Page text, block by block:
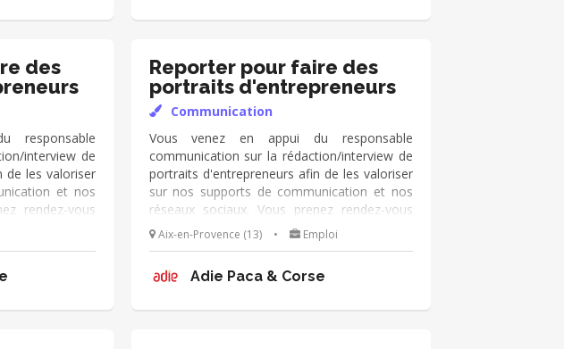
déjà prêtes à
juste vos
d'images, de
! Faites-nous
développer ? Tout est possible ! Pour cette
mission, viens avec ta motivation, ta
créativité et ton dynamisme ! 😊
des
responsable
interview de
de les valoriser
et nos
rendez-vous
prenez des
Mission qui
Reporter pour faire des
portraits d'entrepreneurs
Communication
Vous venez en appui du responsable
communication sur la rédaction/interview de
portraits d'entrepreneurs afin de les valoriser
sur nos supports de communication et nos
réseaux sociaux. Vous prenez rendez-vous
avec des clients, les interviewez, prenez des
photos, rédigez des portraits. Mission qui
quelques heures par mois)
Aix-en-Provence (13) • Emploi
Adie Paca & Corse